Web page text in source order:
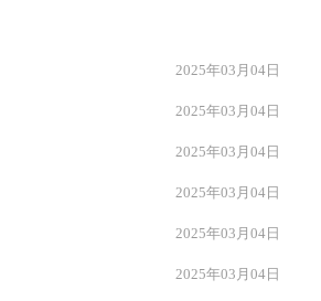
2025年03月04日
2025年03月04日
2025年03月04日
2025年03月04日
2025年03月04日
2025年03月04日